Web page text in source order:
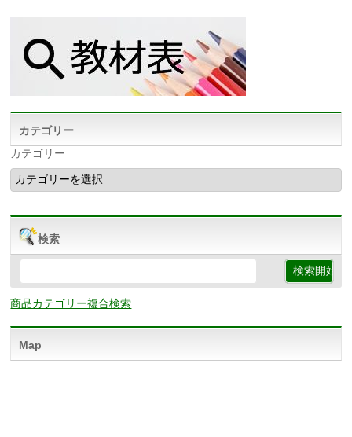
カテゴリー
カテゴリー
検索
商品カテゴリー複合検索
Map